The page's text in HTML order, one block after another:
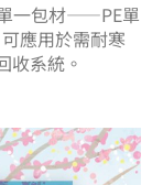
一包材——PE單
應用於需耐寒
收系統。